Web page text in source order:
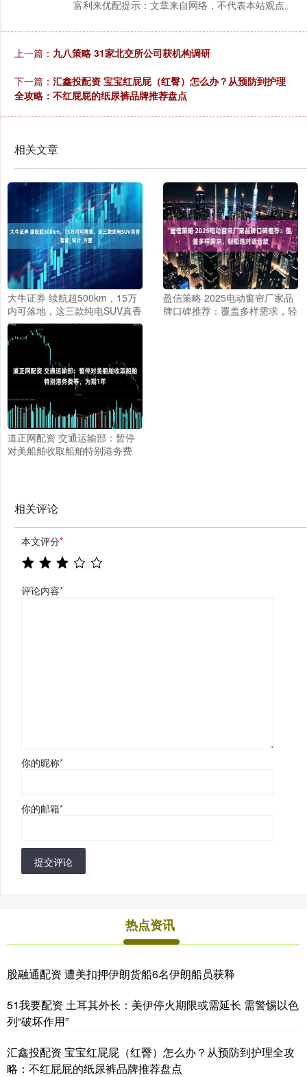
富利来优配提示：文章来自网络，不代表本站观点。
上一篇： 九八策略 31家北交所公司获机构调研
下一篇： 汇鑫投配资 宝宝红屁屁（红臀）怎么办？从预防到护理
全攻略：不红屁屁的纸尿裤品牌推荐盘点
相关文章
大牛证券 续航超500km，15万
内可落地，这三款纯电SUV真香
_智能_设计_方面
盈信策略 2025电动窗帘厂家品
牌口碑推荐：覆盖多样需求，轻
道正网配资 交通运输部：暂停
对美船舶收取船舶特别港务费
相关评论
本文评分*
评论内容*
你的昵称*
你的邮箱*
提交评论
热点资讯
股融通配资 遭美扣押伊朗货船6名伊朗船员获释
51我要配资 土耳其外长：美伊停火期限或需延长 需警惕以色
列“破坏作用”
汇鑫投配资 宝宝红屁屁（红臀）怎么办？从预防到护理全攻
略：不红屁屁的纸尿裤品牌推荐盘点